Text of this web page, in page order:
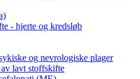
- hjerte og kredsløb
og nevrologiske plager
lavt stoffskifte